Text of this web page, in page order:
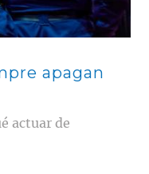
apagan
actuar de